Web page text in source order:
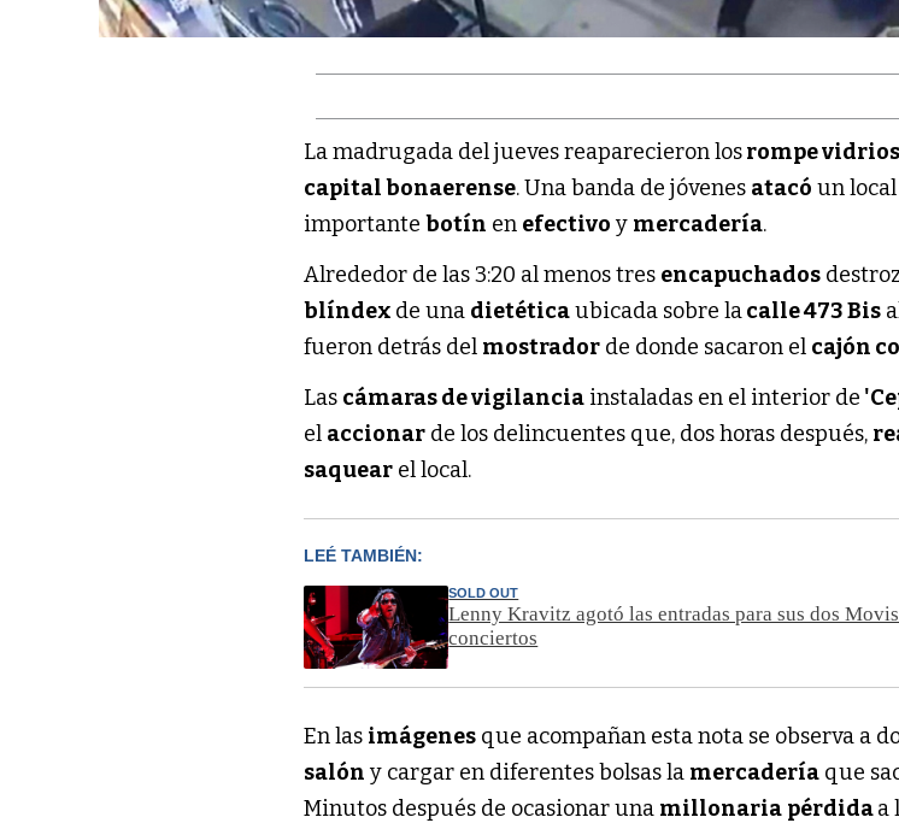
La madrugada del jueves reaparecieron losrompe vidrios
capital bonaerense. Una banda de jóvenes atacó un
importantebotín en efectivo y mercadería.
Alrededor de las 3:20 al menos tres encapuchados
blíndex de una dietéticaubicada sobre lacalle 473 Bis
fueron detrás del mostrador de donde sacaron el cajón
Las cámaras de vigilancia instaladas en el interior de
el accionar de los delincuentes que, dos horas después,
saquear el local.
LEÉ TAMBIÉN:
SOLD OUT
Lenny Kravitz agotó las entradas para sus dos
conciertos
En las imágenes que acompañan esta nota se observa a
salón y cargar en diferentes bolsas la mercadería que
Minutos después de ocasionar una millonaria pérdidaa